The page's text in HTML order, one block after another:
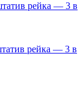
рейка — 3 в
рейка — 3 в